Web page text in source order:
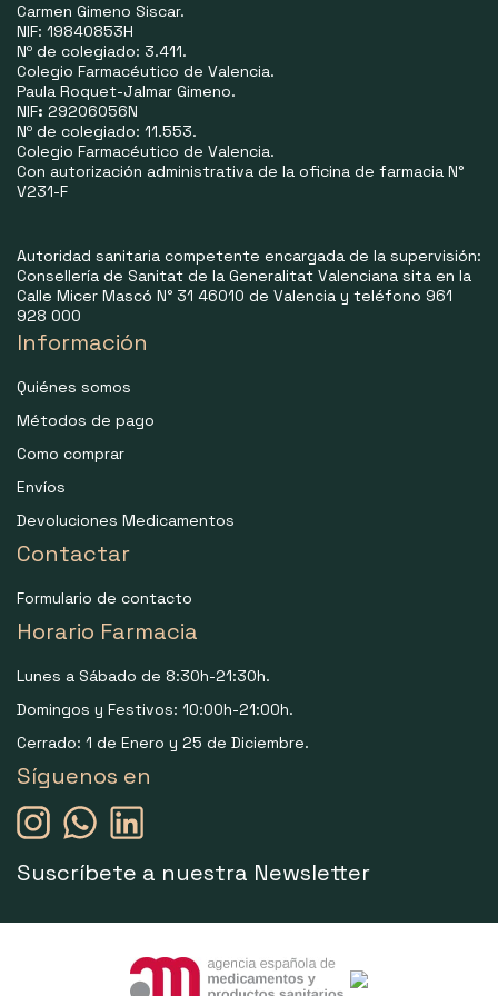
Carmen Gimeno Siscar.
NIF: 19840853H
Nº de colegiado: 3.411.
Colegio Farmacéutico de Valencia.
Paula Roquet-Jalmar Gimeno.
NIF: 29206056N
Nº de colegiado: 11.553.
Colegio Farmacéutico de Valencia.
Con autorización administrativa de la oficina de farmacia N°
V231-F
Autoridad sanitaria competente encargada de la supervisión:
Consellería de Sanitat de la Generalitat Valenciana sita en la
Calle Micer Mascó N° 31 46010 de Valencia y teléfono 961
928 000
Información
Quiénes somos
Métodos de pago
Como comprar
Envíos
Devoluciones Medicamentos
Contactar
Formulario de contacto
Horario Farmacia
Lunes a Sábado de 8:30h-21:30h.
Domingos y Festivos: 10:00h-21:00h.
Cerrado: 1 de Enero y 25 de Diciembre.
Síguenos en
Suscríbete a nuestra Newsletter